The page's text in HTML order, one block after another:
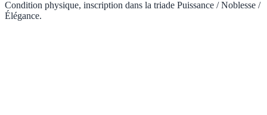
Condition physique, inscription dans la triade Puissance / Noblesse /
Élégance.